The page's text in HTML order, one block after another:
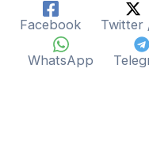
Facebook Twitter
WhatsApp